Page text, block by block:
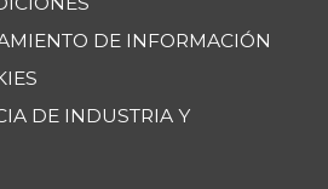
DE INFORMACIÓN
DE INDUSTRIA Y